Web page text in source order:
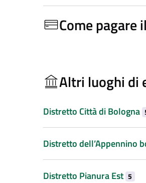
Come pagare
Altri luoghi di
Distretto Città di Bologna
Distretto dell’Appennino
Distretto Pianura Est 5